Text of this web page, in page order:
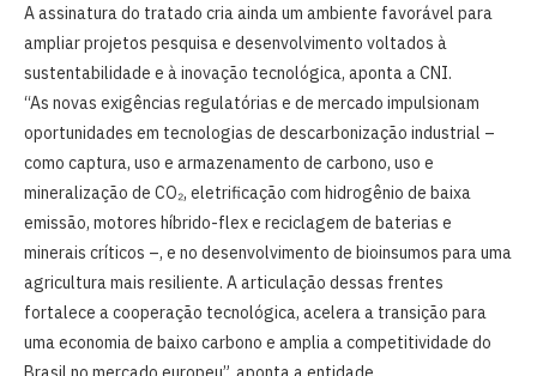
A assinatura do tratado cria ainda um ambiente favorável para
ampliar projetos pesquisa e desenvolvimento voltados à
sustentabilidade e à inovação tecnológica, aponta a CNI.
“As novas exigências regulatórias e de mercado impulsionam
oportunidades em tecnologias de descarbonização industrial –
como captura, uso e armazenamento de carbono, uso e
mineralização de CO₂, eletrificação com hidrogênio de baixa
emissão, motores híbrido-flex e reciclagem de baterias e
minerais críticos –, e no desenvolvimento de bioinsumos para uma
agricultura mais resiliente. A articulação dessas frentes
fortalece a cooperação tecnológica, acelera a transição para
uma economia de baixo carbono e amplia a competitividade do